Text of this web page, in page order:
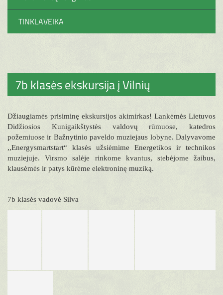
TINKLAVEIKA
7b klasės ekskursija į Vilnių
Džiaugiamės prisiminę ekskursijos akimirkas! Lankėmės Lietuvos
Didžiosios Kunigaikštystės valdovų rūmuose, katedros
požemiuose ir Bažnytinio paveldo muziejaus lobyne. Dalyvavome
,,Energysmartstart“ klasės užsiėmime Energetikos ir technikos
muziejuje. Virsmo salėje rinkome kvantus, stebėjome žaibus,
klausėmės ir patys kūrėme elektroninę muziką.
7b klasės vadovė Silva